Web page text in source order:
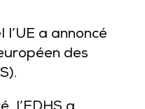
a annoncé
des